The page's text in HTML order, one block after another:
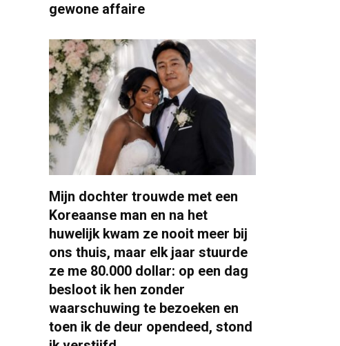
gewone affaire
Mijn dochter trouwde met een
Koreaanse man en na het
huwelijk kwam ze nooit meer bij
ons thuis, maar elk jaar stuurde
ze me 80.000 dollar: op een dag
besloot ik hen zonder
waarschuwing te bezoeken en
toen ik de deur opendeed, stond